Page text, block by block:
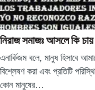
নিরাজ সমাজঃ আসলে কি
এনার্কিজম বলে, মানুষ হিসাবে
বিশ্লেষণ করা এবং প্রতিটি
কোন মানুষের…